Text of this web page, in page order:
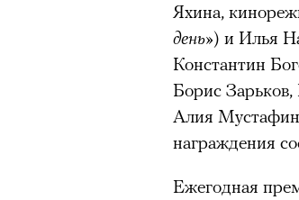
Яхина,
день») и Илья
Константин
Борис
Алия
награждения
Ежегодная